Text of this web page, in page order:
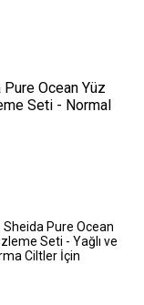
Pure Ocean Yüz
Seti - Normal